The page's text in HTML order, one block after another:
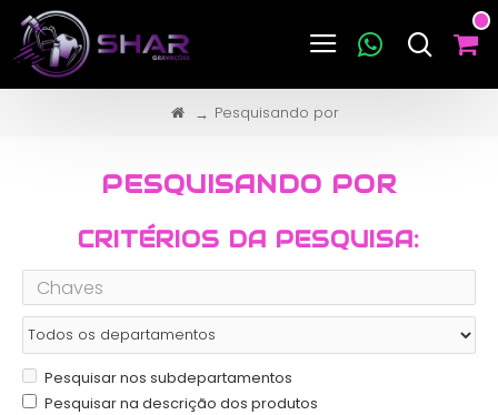
Pesquisando por
PESQUISANDO POR
CRITÉRIOS DA PESQUISA:
Pesquisar nos subdepartamentos
Pesquisar na descrição dos produtos